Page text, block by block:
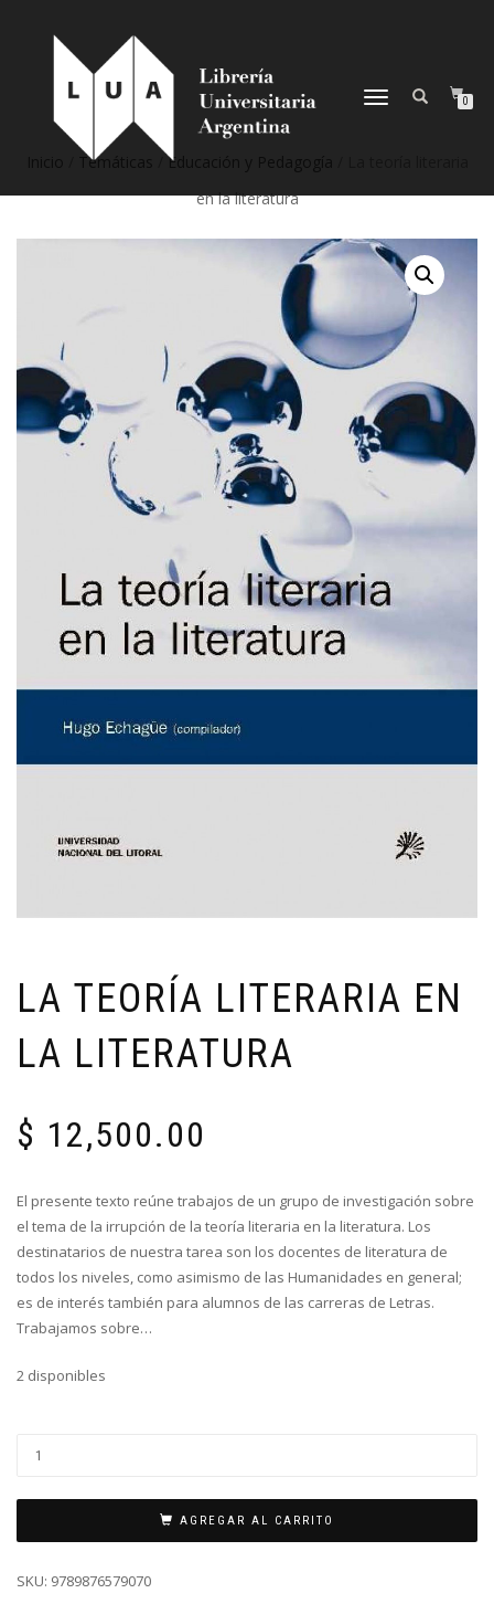
NAVEGACIÓN
0
Temáticas /Educación y Pedagogía
en la literatura
LA TEORÍA LITERARIA EN
LA LITERATURA
$ 12,500.00
El presente texto reúne trabajos de un grupo de investigación sobre
el tema de la irrupción de la teoría literaria en la literatura. Los
destinatarios de nuestra tarea son los docentes de literatura de
todos los niveles, como asimismo de las Humanidades en general;
es de interés también para alumnos de las carreras de Letras.
Trabajamos sobre…
2 disponibles
AGREGAR AL CARRITO
SKU: 9789876579070